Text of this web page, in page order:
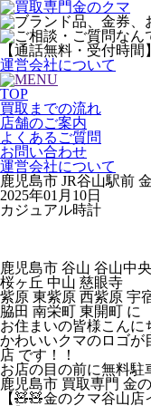
運営会社について
TOP
買取までの流れ
店舗のご案内
よくあるご質問
お問い合わせ
運営会社について
鹿児島市 JR谷山駅前
2025年01月10日
カジュアル時計
鹿児島市 谷山 谷山中
桜ヶ丘 中山 慈眼寺
紫原 東紫原 西紫原 宇
脇田 南栄町 東開町 に
お住まいの皆様こんに
かわいいクマのロゴが
店 です！！
お店の目の前に無料駐
鹿児島市 買取専門 金
【🧸🧸金のクマ谷山